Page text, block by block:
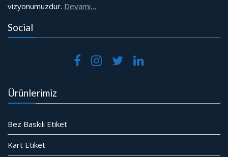
vizyonumuzdur. Devamı…
Social
Ürünlerimiz
Bez Baskılı Etiket
Kart Etiket